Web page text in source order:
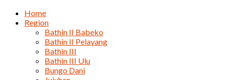
Home
Region
Bathin II Babeko
Bathin II Pelayang
Bathin III
Bathin III Ulu
Bungo Dani